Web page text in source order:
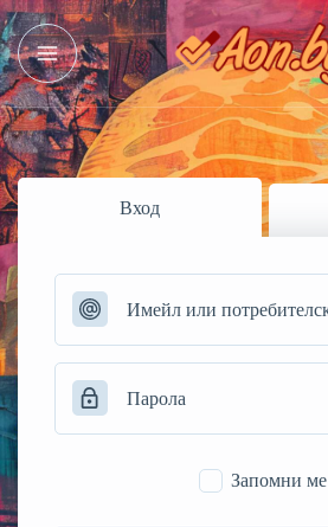
Вход
Запомни ме